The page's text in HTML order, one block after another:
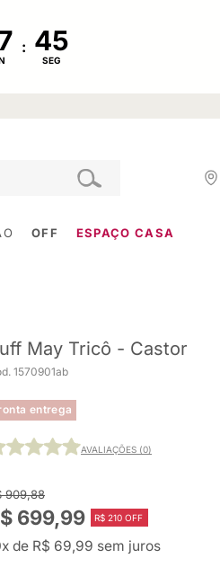
:
SEG
OFF ESPAÇO CASA
May Tricô - Castor
1570901ab
entrega
AVALIAÇÕES (0)
909,88
699,99 R$ 210 OFF
de R$ 69,99 sem juros